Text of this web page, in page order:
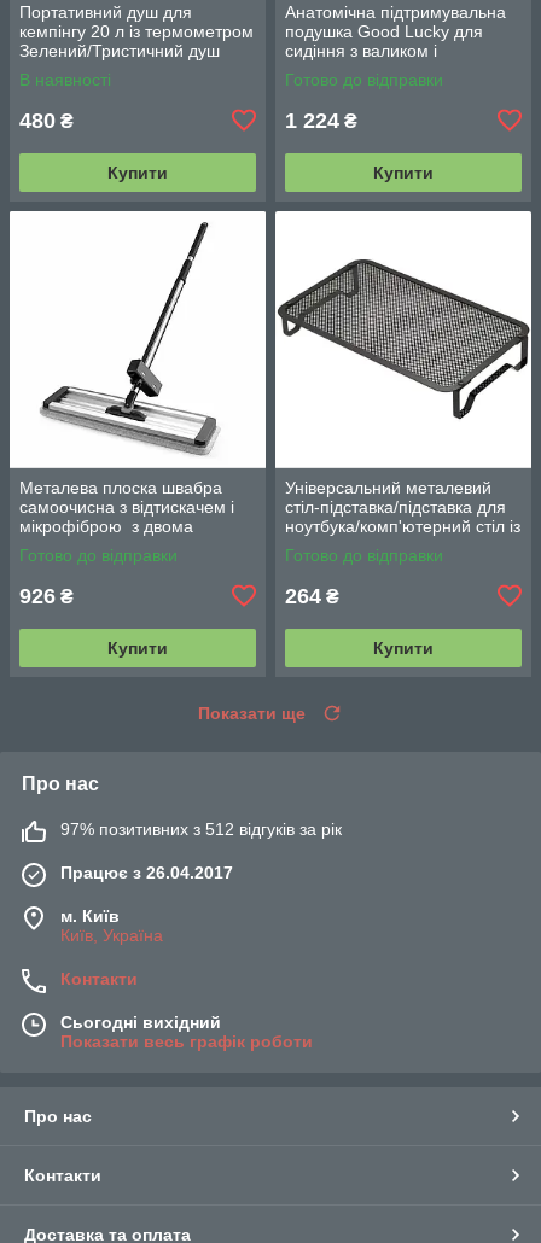
Портативний душ для
кемпінгу 20 л із термометром
Зелений/Тристичний душ
переносний з лійкою/
Польовий душ сумка
В наявності
480 ₴
Купити
Анатомічна підтримувальна
подушка Good Lucky для
сидіння з валиком і
підлокітниками
Готово до відправки
1 224 ₴
Купити
Металева плоска швабра
самоочисна з відтискачем і
мікрофіброю з двома
змінними насадками M06
42см
Готово до відправки
926 ₴
Купити
Універсальний металевий
стіл-підставка/підставка для
ноутбука/комп'ютерний стіл із
вентиляцією
Готово до відправки
264 ₴
Купити
Показати ще
Про нас
97% позитивних з 512 відгуків за рік
Працює з 26.04.2017
м. Київ
Київ, Україна
Контакти
Сьогодні вихідний
Показати весь графік роботи
Про нас
Контакти
Доставка та оплата